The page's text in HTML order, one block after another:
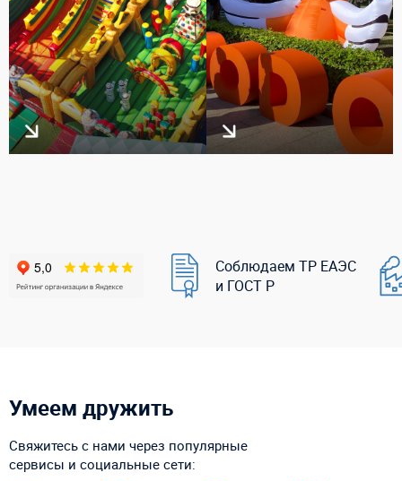
Соблюдаем ТР ЕАЭС
и ГОСТ Р
Умеем дружить
Свяжитесь с нами через популярные
сервисы и социальные сети: